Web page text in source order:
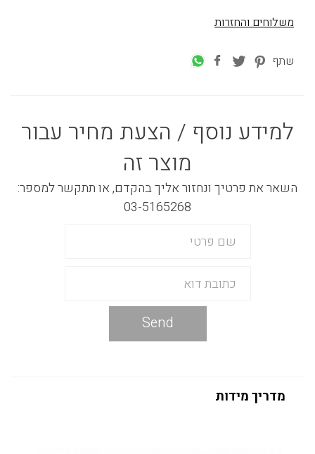
משלוחים והחזרות
שתף
למידע נוסף / הצעת מחיר עבור
מוצר זה
השאר את פרטיך ונחזור אליך בהקדם, או תתקשר למספר:
03-5165268
Send
מדריך מידות